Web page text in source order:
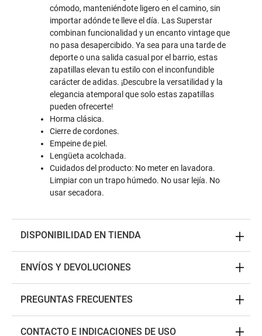
cómodo, manteniéndote ligero en el camino, sin
importar adónde te lleve el día. Las Superstar
combinan funcionalidad y un encanto vintage que
no pasa desapercibido. Ya sea para una tarde de
deporte o una salida casual por el barrio, estas
zapatillas elevan tu estilo con el inconfundible
carácter de adidas. ¡Descubre la versatilidad y la
elegancia atemporal que solo estas zapatillas
pueden ofrecerte!
Horma clásica.
Cierre de cordones.
Empeine de piel.
Lengüeta acolchada.
Cuidados del producto: No meter en lavadora.
Limpiar con un trapo húmedo. No usar lejía. No
usar secadora.
DISPONIBILIDAD EN TIENDA
ENVÍOS Y DEVOLUCIONES
PREGUNTAS FRECUENTES
CONTACTO E INDICACIONES DE USO